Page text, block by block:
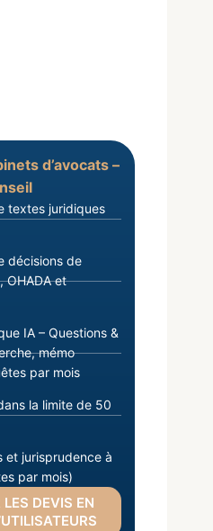
d’avocats –
textes juridiques
décisions de
OHADA et
IA – Questions &
mémo
par mois
la limite de 50
et jurisprudence à
par mois)
DEVIS EN